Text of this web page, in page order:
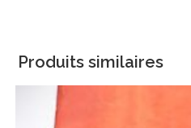
Produits similaires